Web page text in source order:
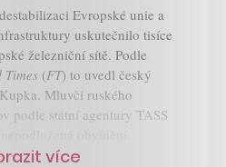
Evropské unie a
uskutečnilo tisíce
železniční sítě. Podle
(FT) to uvedl český
Mluvčí ruského
podle státní agentury TASS
více